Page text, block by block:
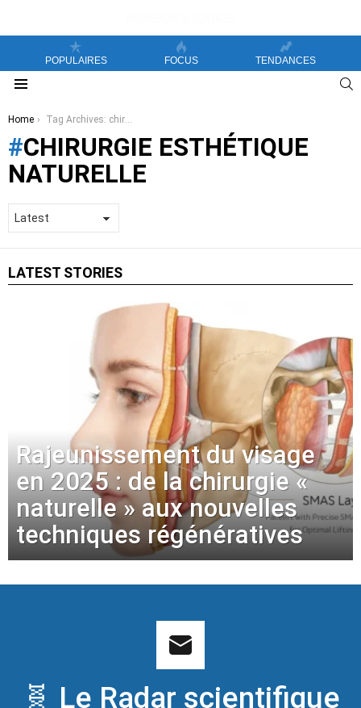
POPULAIRES FOCUS TENDANCES
You are here:
Home Tag Archives: chirurgie esthétique naturelle
CHIRURGIE ESTHÉTIQUE
NATURELLE
LATEST STORIES
Rajeunissement du visage
en 2025 : de la chirurgie «
naturelle » aux nouvelles
techniques régénératives
🧬 Le Radar scientifique